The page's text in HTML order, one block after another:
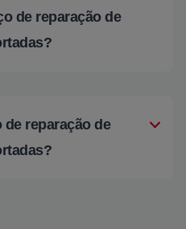
de reparação de
reparação de